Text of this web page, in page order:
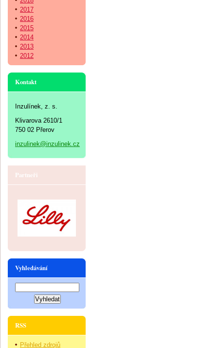
2017
2016
2015
2014
2013
2012
Kontakt
Inzulínek, z. s.
Klivarova 2610/1
750 02 Přerov
inzulinek@inzulinek.cz
Partneři
Vyhledávání
RSS
Přehled zdrojů